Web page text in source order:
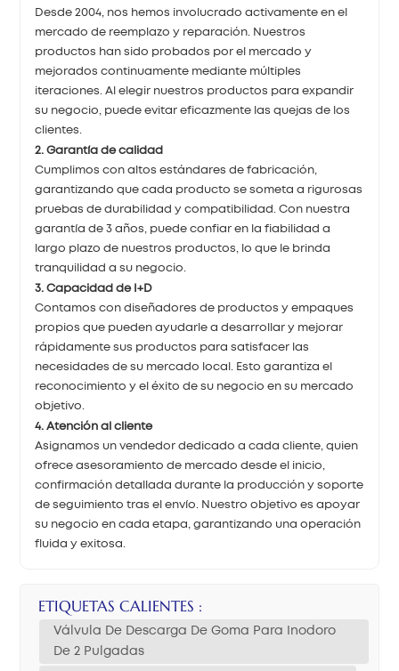
Desde 2004, nos hemos involucrado activamente en el
mercado de reemplazo y reparación. Nuestros
productos han sido probados por el mercado y
mejorados continuamente mediante múltiples
iteraciones. Al elegir nuestros productos para expandir
su negocio, puede evitar eficazmente las quejas de los
clientes.
2. Garantía de calidad
Cumplimos con altos estándares de fabricación,
garantizando que cada producto se someta a rigurosas
pruebas de durabilidad y compatibilidad. Con nuestra
garantía de 3 años, puede confiar en la fiabilidad a
largo plazo de nuestros productos, lo que le brinda
tranquilidad a su negocio.
3. Capacidad de I+D
Contamos con diseñadores de productos y empaques
propios que pueden ayudarle a desarrollar y mejorar
rápidamente sus productos para satisfacer las
necesidades de su mercado local. Esto garantiza el
reconocimiento y el éxito de su negocio en su mercado
objetivo.
4. Atención al cliente
Asignamos un vendedor dedicado a cada cliente, quien
ofrece asesoramiento de mercado desde el inicio,
confirmación detallada durante la producción y soporte
de seguimiento tras el envío. Nuestro objetivo es apoyar
su negocio en cada etapa, garantizando una operación
fluida y exitosa.
ETIQUETAS CALIENTES :
Válvula De Descarga De Goma Para Inodoro
De 2 Pulgadas